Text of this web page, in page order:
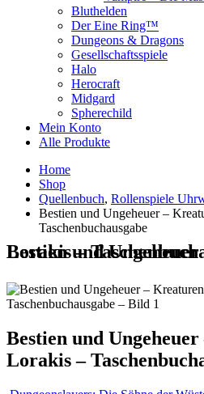
Bluthelden
Der Eine Ring™
Dungeons & Dragons
Gesellschaftsspiele
Halo
Herocraft
Midgard
Spherechild
Mein Konto
Alle Produkte
Home
Shop
Quellenbuch, Rollenspiele
Bestien und Ungeheuer –
Taschenbuchausgabe
Bestien und Ungeheuer – Kreaturen von Lorakis –
Bestien und
Lorakis –